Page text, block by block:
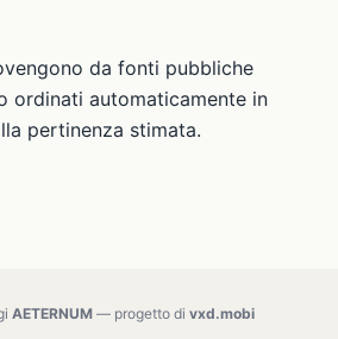
da fonti pubbliche
ordinati automaticamente in
pertinenza stimata.
AETERNUM— progetto di vxd.mobi